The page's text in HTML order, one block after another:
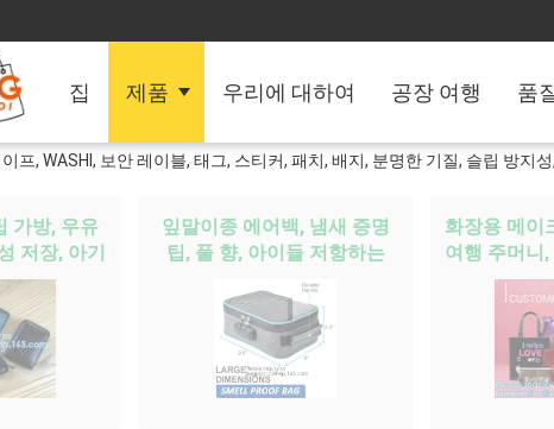
집 제품 우리에 대하여 공장 여행 품
프, WASHI, 보안 레이블, 태그, 스티커, 패치, 배지, 분명한 기질, 슬립 방지
가방, 우유
저장, 아기
박스
잎말이종 에어백, 냄새 증명
팁, 풀 향, 아이들 저항하는
ZIP 팁, 어린이에게 안전한 팩
화장용 메이
여행 주머니
자, 비키